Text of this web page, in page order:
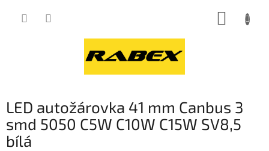
LED autožárovka 41 mm Canbus 3
smd 5050 C5W C10W C15W SV8,5
bílá